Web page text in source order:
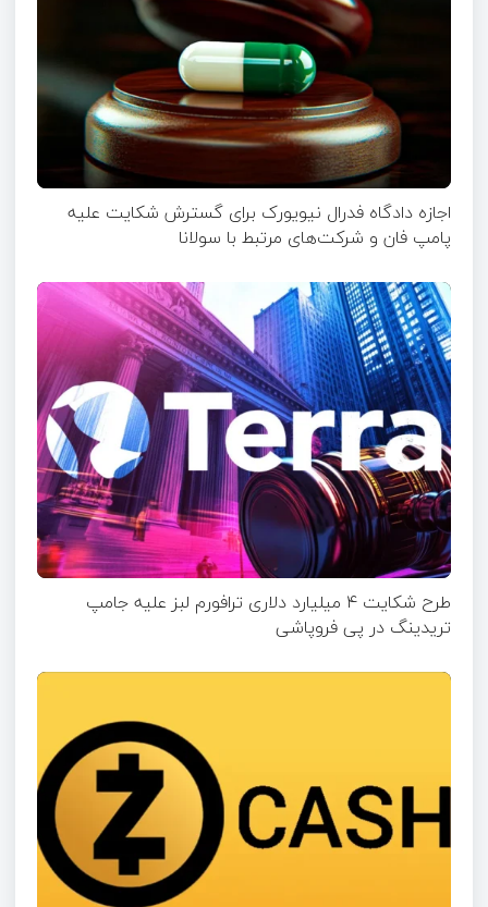
اجازه دادگاه فدرال نیویورک برای گسترش شکایت علیه
پامپ فان و شرکت‌های مرتبط با سولانا
طرح شکایت ۴ میلیارد دلاری ترافورم لبز علیه جامپ
تریدینگ در پی فروپاشی